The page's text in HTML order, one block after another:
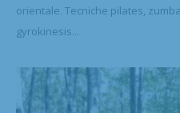
orientale. Tecniche pilates,
gyrokinesis...